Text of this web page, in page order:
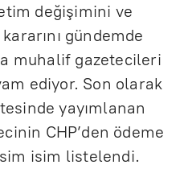
değişimini ve
gündemde
muhalif gazetecileri
ediyor. Son olarak
yayımlanan
CHP’den ödeme
isim listelendi.